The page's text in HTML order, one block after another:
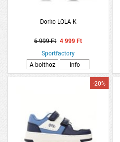
Dorko LOLA K
6 999 Ft 4 999 Ft
Sportfactory
A bolthoz
Info
-20%